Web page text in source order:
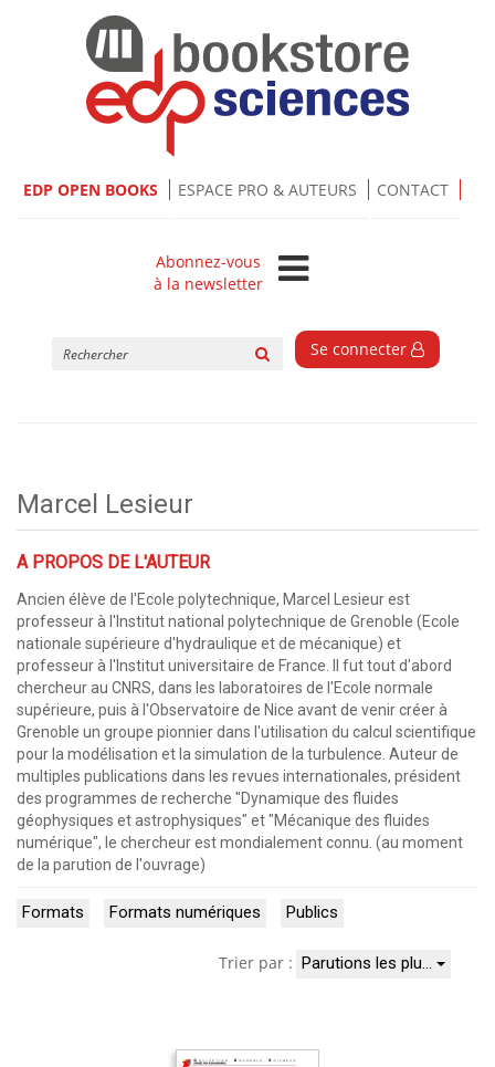
EDP OPEN BOOKS ESPACE PRO & AUTEURS CONTACT
Abonnez-vous
à la newsletter
Se connecter
Marcel Lesieur
A PROPOS DE L'AUTEUR
Ancien élève de l'Ecole polytechnique, Marcel Lesieur est
professeur à l'Institut national polytechnique de Grenoble (Ecole
nationale supérieure d'hydraulique et de mécanique) et
professeur à l'Institut universitaire de France. Il fut tout d'abord
chercheur au CNRS, dans les laboratoires de l'Ecole normale
supérieure, puis à l'Observatoire de Nice avant de venir créer à
Grenoble un groupe pionnier dans l'utilisation du calcul scientifique
pour la modélisation et la simulation de la turbulence. Auteur de
multiples publications dans les revues internationales, président
des programmes de recherche "Dynamique des fluides
géophysiques et astrophysiques" et "Mécanique des fluides
numérique", le chercheur est mondialement connu. (au moment
de la parution de l'ouvrage)
Formats Formats numériques Publics
Trier par : Parutions les plu…